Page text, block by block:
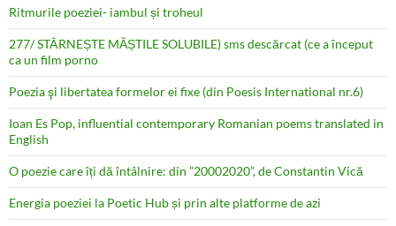
Ritmurile poeziei- iambul și troheul
277/ STÂRNEȘTE MĂȘTILE SOLUBILE) sms descărcat (ce a început
ca un film porno
Poezia şi libertatea formelor ei fixe (din Poesis International nr.6)
Ioan Es Pop, influential contemporary Romanian poems translated in
English
O poezie care îți dă întâlnire: din ”20002020”, de Constantin Vică
Energia poeziei la Poetic Hub și prin alte platforme de azi